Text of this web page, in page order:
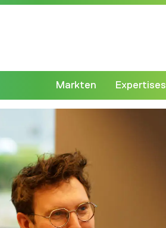
Markten Expertises